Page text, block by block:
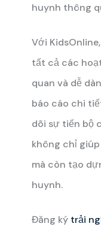
huynh thông
Với
tất cả các
quan và dễ
báo cáo chi
dõi sự tiến bộ
không chỉ
mà còn tạo
huynh.
Đăng ký trải